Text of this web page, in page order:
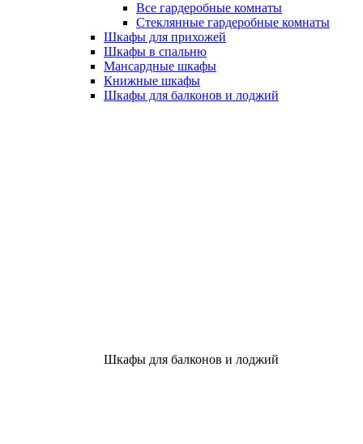
Все гардеробные комнаты
Стеклянные гардеробные комнаты
Шкафы для прихожей
Шкафы в спальню
Мансардные шкафы
Книжные шкафы
Шкафы для балконов и лоджий
Шкафы для балконов и лоджий